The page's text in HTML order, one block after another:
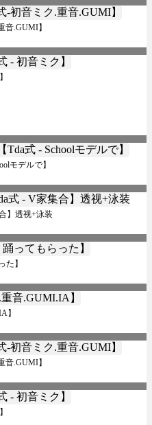
音.GUMI】
モデルで】
】透视+泳装
た】
】
音.GUMI】